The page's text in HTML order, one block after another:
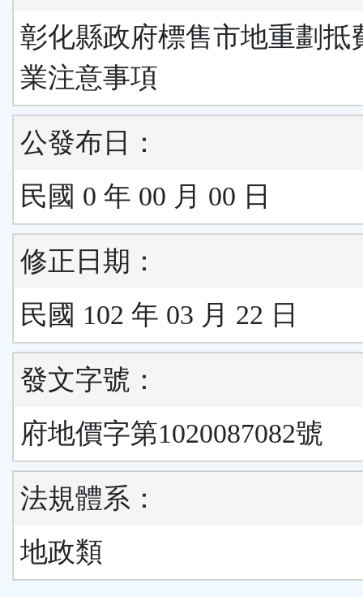
彰化縣政府標售市地重劃抵
業注意事項
公發布日：
民國 0 年 00 月 00 日
修正日期：
民國 102 年 03 月 22 日
發文字號：
府地價字第1020087082號
法規體系：
地政類